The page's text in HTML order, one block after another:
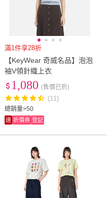
滿1件享28折
【KeyWear 奇威名品】泡泡
袖V領針織上衣
總銷量>50
1,080 (售價已折)
(11)
速 折價券 登記